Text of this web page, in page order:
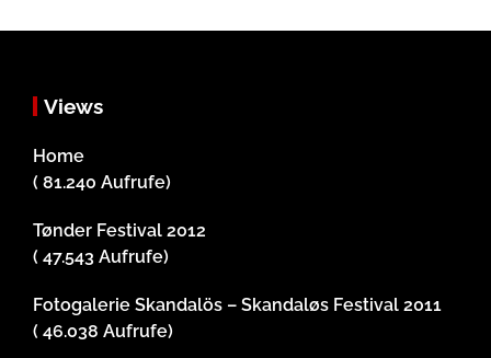
Views
Home
( 81.240 Aufrufe)
Tønder Festival 2012
( 47.543 Aufrufe)
Fotogalerie Skandalös – Skandaløs Festival 2011
( 46.038 Aufrufe)